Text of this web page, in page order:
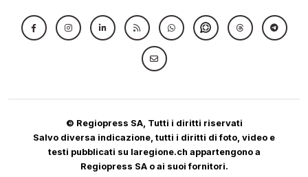
© Regiopress SA, Tutti i diritti riservati
Salvo diversa indicazione, tutti i diritti di foto, video e
testi pubblicati su laregione.ch appartengono a
Regiopress SA o ai suoi fornitori.